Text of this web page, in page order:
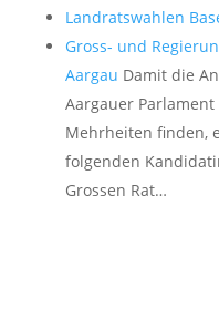
Landratswahlen
Gross- und
Aargau Damit die
Aargauer
Mehrheiten finden,
folgenden
Grossen Rat…